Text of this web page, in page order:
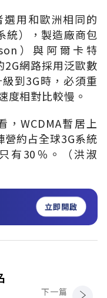
用和歐洲相同的
統），製造廠商包
）與阿爾卡特
2G網路採用泛歐數
到3G時，必須重
度相對比較慢。
WCDMA暫居上
營約占全球3G系統
有30％。（洪淑
立即開啟
下一篇